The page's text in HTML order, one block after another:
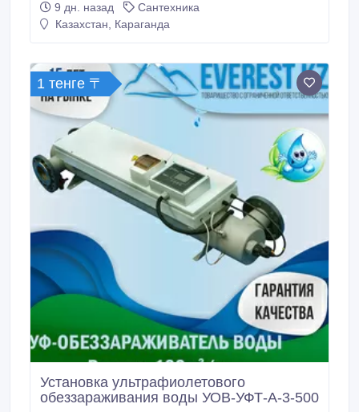
документы, которым соответствуют
изготавливаемые изделия: Технические условия ТУ
9 дн. назад
Сантехника
Казахстан, Караганда
1 тенге 〒
Установка ультрафиолетового
обеззараживания воды УОВ-УФТ-А-3-500